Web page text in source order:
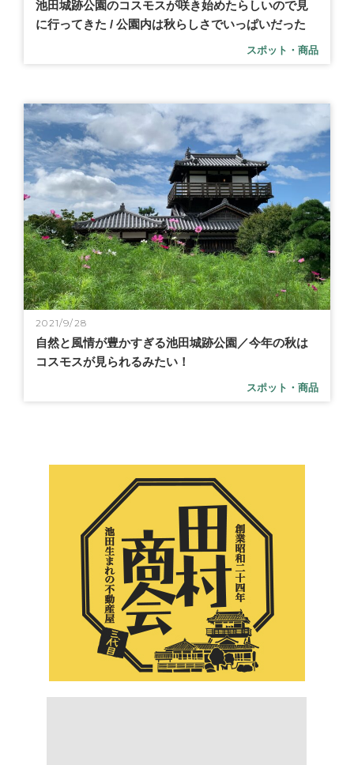
池田城跡公園のコスモスが咲き始めたらしいので見
に行ってきた / 公園内は秋らしさでいっぱいだった
スポット・商品
2021/9/28
自然と風情が豊かすぎる池田城跡公園／今年の秋は
コスモスが見られるみたい！
スポット・商品